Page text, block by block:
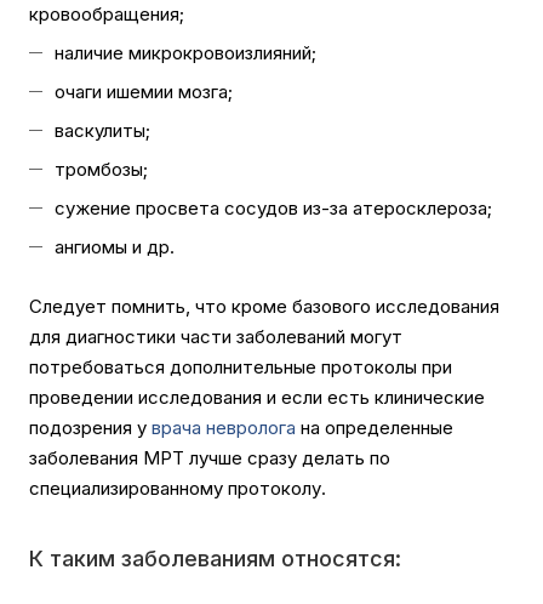
кровообращения;
наличие микрокровоизлияний;
очаги ишемии мозга;
васкулиты;
тромбозы;
сужение просвета сосудов из-за атеросклероза;
ангиомы и др.
Следует помнить, что кроме базового исследования
для диагностики части заболеваний могут
потребоваться дополнительные протоколы при
проведении исследования и если есть клинические
подозрения у врача невролога на определенные
заболевания МРТ лучше сразу делать по
специализированному протоколу.
К таким заболеваниям относятся: